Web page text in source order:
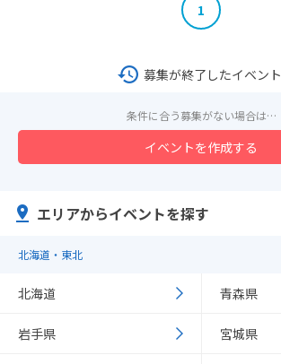
1
募集が終了したイベント
条件に合う募集がない場合は…
イベントを作成する
エリアからイベントを探す
北海道・東北
北海道 青森県
岩手県 宮城県